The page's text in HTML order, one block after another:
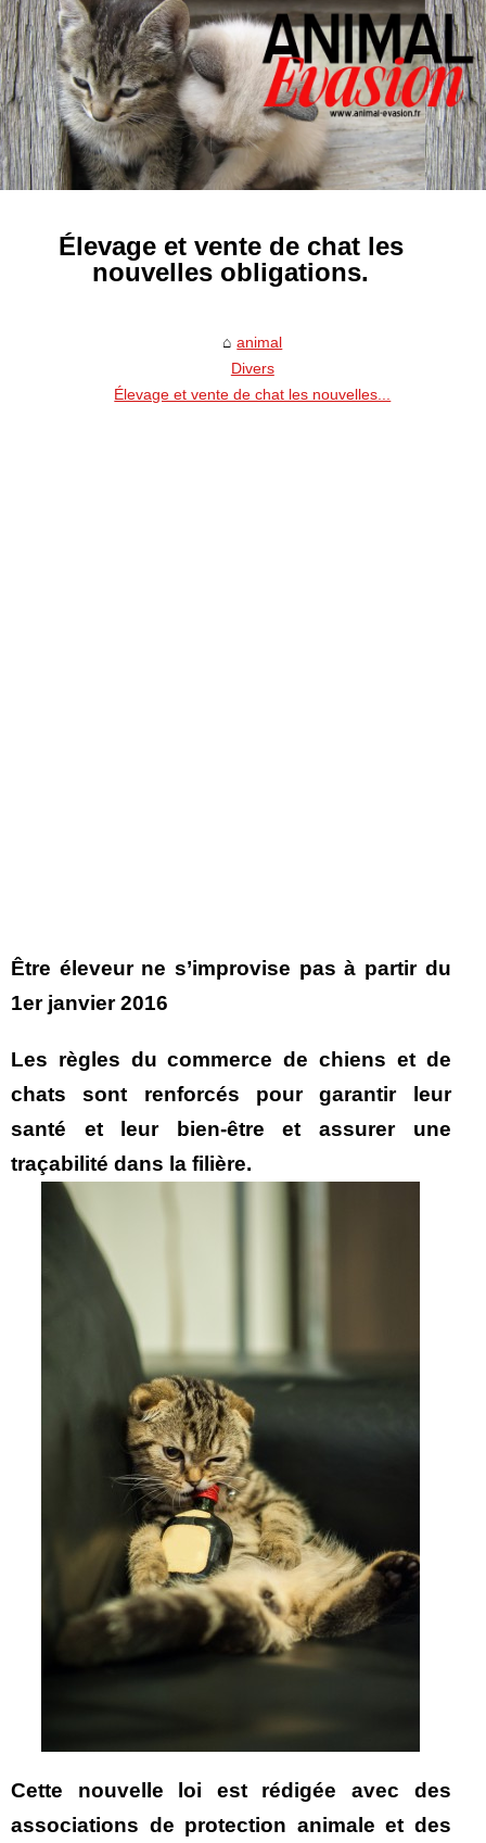
Élevage et vente de chat les
nouvelles obligations.
animal
Divers
Élevage et vente de chat les nouvelles...
Être éleveur ne s’improvise pas à partir du
1er janvier 2016
Les règles du commerce de chiens et de
chats sont renforcés pour garantir leur
santé et leur bien-être et assurer une
traçabilité dans la filière.
Cette nouvelle loi est rédigée avec des
associations de protection animale et des